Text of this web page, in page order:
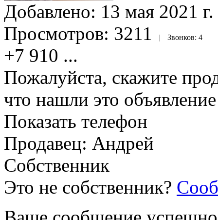
Добавлено: 13 мая 2021 г.
Просмотров: 3211 | Звонков: 4
+7 910 ...
Пожалуйста, скажите
что нашли это
Показать телефон
Продавец: Андрей
Собственник
Это не собственник?